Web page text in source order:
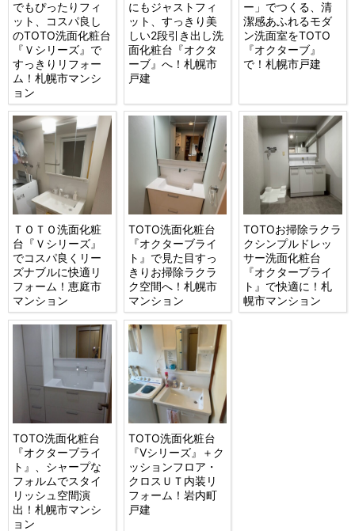
でもぴったりフィ
ット、コスパ良し
のTOTO洗面化粧台
『Ｖシリーズ』で
すっきりリフォー
ム！札幌市マンシ
ョン
にもジャストフィ
ット、すっきり美
しい2段引き出し洗
面化粧台『オクタ
ーブ』へ！札幌市
戸建
ー」でつくる、清
潔感あふれるモダ
ン洗面室をTOTO
『オクターブ』
で！札幌市戸建
ＴＯＴＯ洗面化粧
台『Ｖシリーズ』
でコスパ良くリー
ズナブルに快適リ
フォーム！恵庭市
マンション
TOTO洗面化粧台
『オクターブライ
ト』で見た目すっ
きりお掃除ラクラ
ク空間へ！札幌市
マンション
TOTOお掃除ラクラ
クシンプルドレッ
サー洗面化粧台
『オクターブライ
ト』で快適に！札
幌市マンション
TOTO洗面化粧台
『オクターブライ
ト』、シャープな
フォルムでスタイ
リッシュ空間演
出！札幌市マンシ
ョン
TOTO洗面化粧台
『Vシリーズ』＋ク
ッションフロア・
クロスＵＴ内装リ
フォーム！岩内町
戸建